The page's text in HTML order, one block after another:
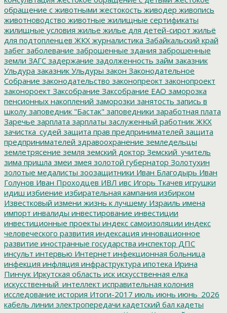
обращение с животными жестокость живодер живопись
животноводство животные жилищные сертификаты
жилищные условия жилье жилье для детей-сирот жильё
для подтопленцев ЖКХ журналистика Забайкальский край
забег заболевание заброшенные здания заброшенные
земли ЗАГС задержание задолженность займ заказник
Ульдура заказник Ульдуры закон Законодательное
Собрание законодательство законопреокт законопроект
законороект Заксобрание Заксобрание ЕАО заморозка
пенсионных накоплений заморозки занятость запись в
школу заповедник "Бастак" заповедники заработная плата
Заречье зарплата зарплаты заслуженный работник ЖКХ
зачистка_судей защита прав предпринимателей защита
предпринимателей здравоохранение земледельцы
землетрясение земля земский доктор Земский_учитель
зима пришла змеи змея золотой губернатор Золотухин
золотые медалисты зоозащитники Иван Благодырь Иван
Голунов Иван Проходцев ИВЛ ивс Игорь Ткачев игрушки
идиш избиение избирательная кампания избирком
Известковый измени жизнь к лучшему Израиль имена
импорт инвалиды инвестирование инвестиции
инвестиционные проекты индекс самоизоляции индекс
человеческого развития индексация инновационное
развитие иностранные государства инспектор ДПС
инсульт интервью Интернет инфекционная больница
инфекция инфляция инфраструктура ипотека Ирина
Пинчук Иркутская область иск искусственная елка
искусственный_интеллект исправительная колония
исследование история Итоги-2017 июль июнь июнь_2026
кабель линии электропередачи кадетский бал кадеты